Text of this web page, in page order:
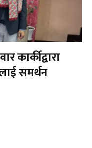
कार्कीद्वारा
समर्थन